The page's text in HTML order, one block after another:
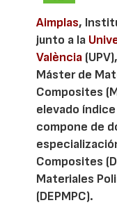
Aimplas,
junto a la
València
Máster de
Composites
elevado
compone de
Composites
Materiales
(DEPMPC).